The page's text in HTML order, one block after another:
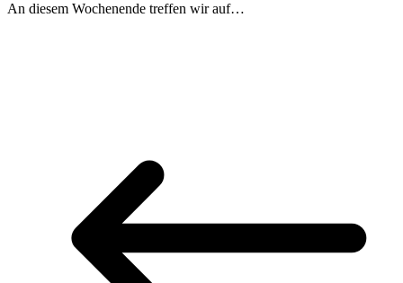
An diesem Wochenende treffen wir auf…